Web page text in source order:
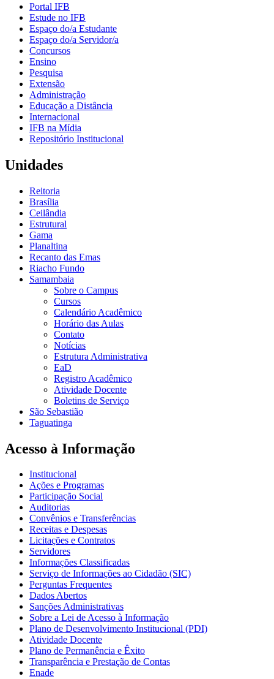
Portal IFB
Estude no IFB
Espaço do/a Estudante
Espaço do/a Servidor/a
Concursos
Ensino
Pesquisa
Extensão
Administração
Educação a Distância
Internacional
IFB na Mídia
Repositório Institucional
Unidades
Reitoria
Brasília
Ceilândia
Estrutural
Gama
Planaltina
Recanto das Emas
Riacho Fundo
Samambaia
Sobre o Campus
Cursos
Calendário Acadêmico
Horário das Aulas
Contato
Notícias
Estrutura Administrativa
EaD
Registro Acadêmico
Atividade Docente
Boletins de Serviço
São Sebastião
Taguatinga
Acesso à Informação
Institucional
Ações e Programas
Participação Social
Auditorias
Convênios e Transferências
Receitas e Despesas
Licitações e Contratos
Servidores
Informações Classificadas
Serviço de Informações ao Cidadão (SIC)
Perguntas Frequentes
Dados Abertos
Sanções Administrativas
Sobre a Lei de Acesso à Informação
Plano de Desenvolvimento Institucional (PDI)
Atividade Docente
Plano de Permanência e Êxito
Transparência e Prestação de Contas
Enade